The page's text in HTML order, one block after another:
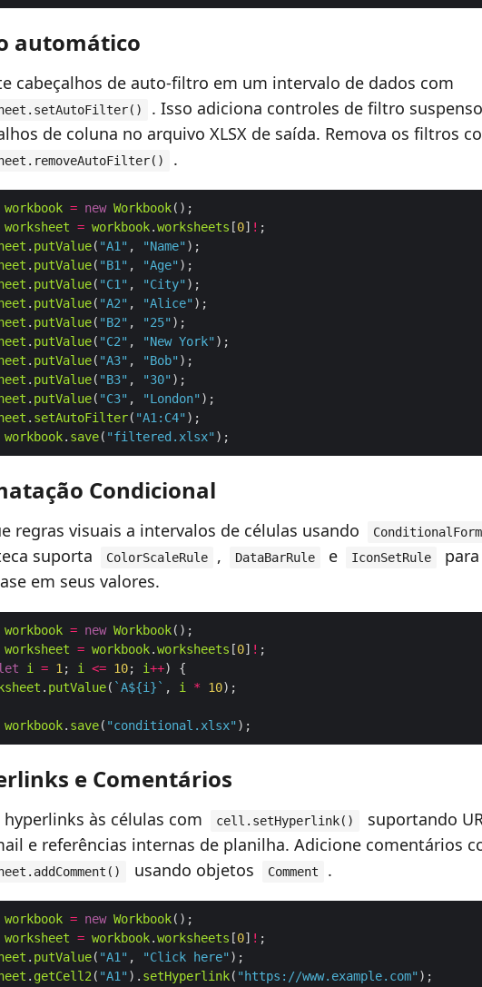
automático
cabeçalhos de auto‑filtro em um intervalo de dados com
. Isso adiciona controles de filtro
de coluna no arquivo XLSX de saída. Remova os filtros
.
workbook = new Workbook
worksheet = workbook.worksheets [0] !
. putValue( "A1" , "Name"
. putValue( "B1" , "Age"
. putValue( "C1" , "City"
. putValue( "A2" , "Alice"
. putValue( "B2" , "25"
. putValue( "C2" , "New York"
. putValue( "A3" , "Bob"
. putValue( "B3" , "30"
. putValue( "C3" , "London"
. setAutoFilter( "A1:C4"
workbook. save( "filtered.xlsx"
Condicional
regras visuais a intervalos de células usando
suporta ColorScaleRule , DataBarRule e IconSetRule
em seus valores.
workbook = new Workbook
worksheet = workbook.worksheets [0] !
i = 1 ; i <= 10; i++
. putValue( `A${i } ` , i * 10
workbook. save( "conditional.xlsx"
e Comentários
hyperlinks às células com cell.setHyperlink()
suportando
e referências internas de planilha. Adicione comentários
usando objetos Comment .
workbook = new Workbook
worksheet = workbook.worksheets [0] !
. putValue( "A1" , "Click here"
. getCell2 ( "A1" ). setHyperlink( "https://www.example.com"